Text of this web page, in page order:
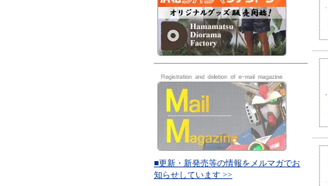
■更新・新発売等の情報をメルマガでお
知らせしています >>